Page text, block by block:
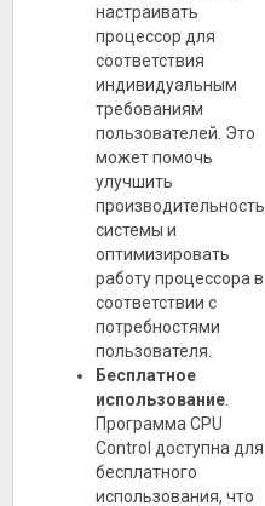
настраивать
процессор для
соответствия
индивидуальным
требованиям
пользователей. Это
может помочь
улучшить
производительность
системы и
оптимизировать
работу процессора в
соответствии с
потребностями
пользователя.
Бесплатное
использование
Программа CPU
Control доступна для
бесплатного
использования, что